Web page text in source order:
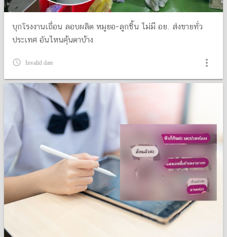
บุกโรงงานเถื่อน ลอบผลิต หมูยอ-ลูกชิ้น ไม่มี อย. ส่งขายทั่ว
ประเทศ อันไหนคุ้นตาบ้าง
query_builder Invalid date more_vert